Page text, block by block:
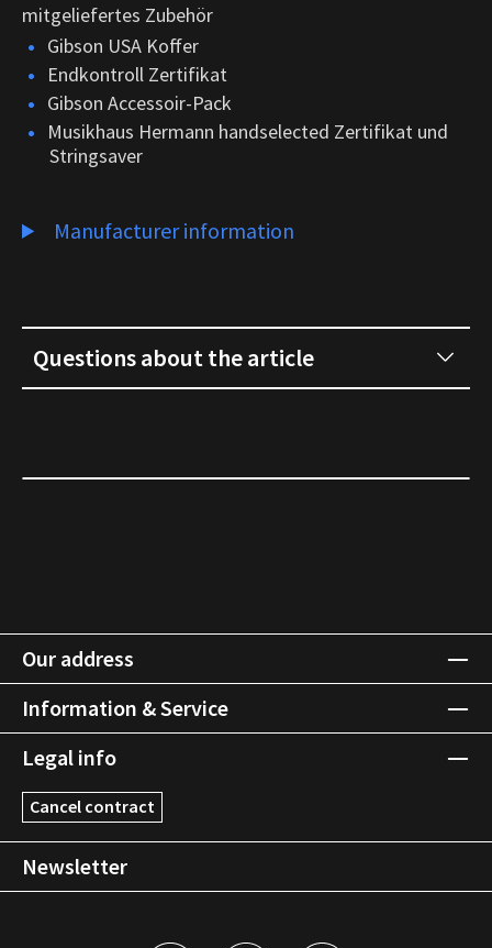
mitgeliefertes Zubehör
Gibson USA Koffer
Endkontroll Zertifikat
Gibson Accessoir-Pack
Musikhaus Hermann handselected Zertifikat und
Stringsaver
Manufacturer information
Questions about the article
Our address
Information & Service
Legal info
Cancel contract
Newsletter